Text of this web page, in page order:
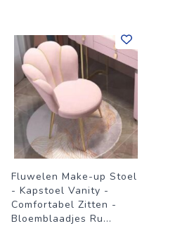
Fluwelen Make-up Stoel
- Kapstoel Vanity -
Comfortabel Zitten -
Bloemblaadjes Ru...